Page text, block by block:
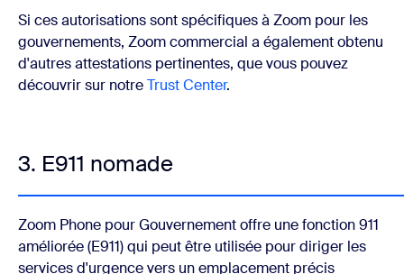
Si ces autorisations sont spécifiques à Zoom pour les
gouvernements, Zoom commercial a également obtenu
d'autres attestations pertinentes, que vous pouvez
découvrir sur notreTrust Center.
3. E911 nomade
Zoom Phone pour Gouvernement offre une fonction 911
améliorée (E911) qui peut être utilisée pour diriger les
services d'urgence vers un emplacement précis